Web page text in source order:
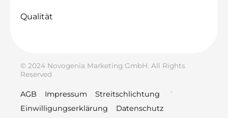
Qualität
© 2024 Novogenia Marketing GmbH. All Rights
Reserved
AGB Impressum
Streitschlichtung
Einwilligungserklärung
Datenschutz